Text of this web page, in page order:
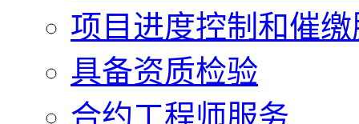
项目进度控制和催
具备资质检验
合约工程师服务